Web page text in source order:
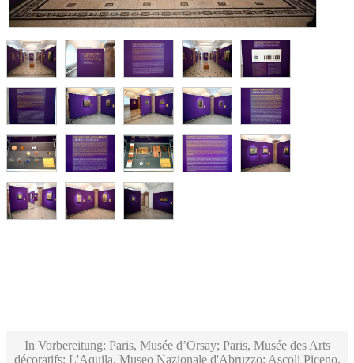
In Vorbereitung: Paris, Musée d’Orsay; Paris, Musée des Arts
décoratifs; L'Aquila, Museo Nazionale d'Abruzzo; Ascoli Piceno,